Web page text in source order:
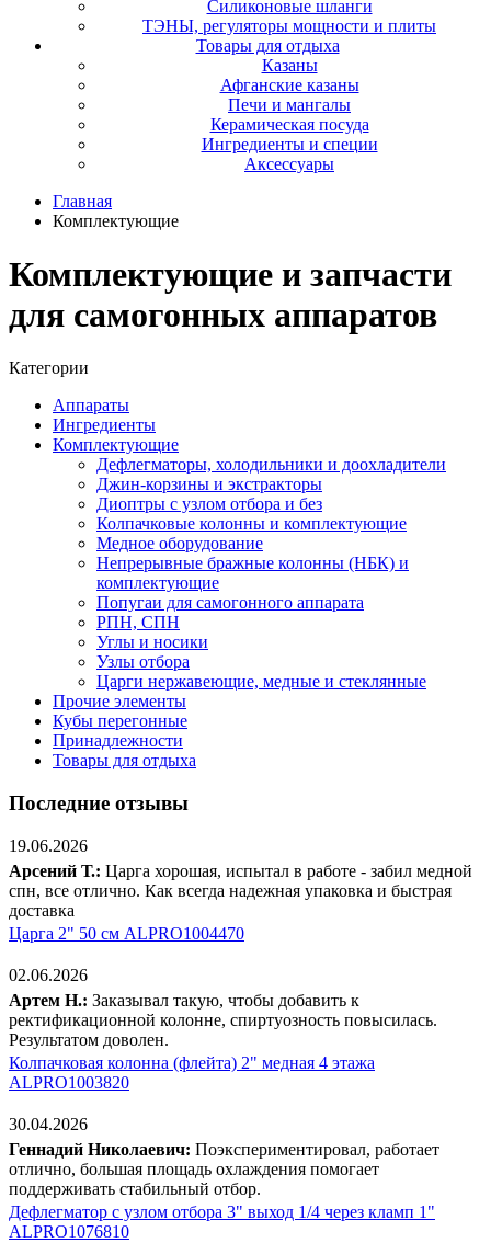
Силиконовые шланги
ТЭНЫ, регуляторы мощности и плиты
Товары для отдыха
Казаны
Афганские казаны
Печи и мангалы
Керамическая посуда
Ингредиенты и специи
Аксессуары
Главная
Комплектующие
Комплектующие и запчасти
для самогонных аппаратов
Категории
Аппараты
Ингредиенты
Комплектующие
Дефлегматоры, холодильники и доохладители
Джин-корзины и экстракторы
Диоптры с узлом отбора и без
Колпачковые колонны и комплектующие
Медное оборудование
Непрерывные бражные колонны (НБК) и
комплектующие
Попугаи для самогонного аппарата
РПН, СПН
Углы и носики
Узлы отбора
Царги нержавеющие, медные и стеклянные
Прочие элементы
Кубы перегонные
Принадлежности
Товары для отдыха
Последние отзывы
19.06.2026
Арсений Т.: Царга хорошая, испытал в работе - забил медной
спн, все отлично. Как всегда надежная упаковка и быстрая
доставка
Царга 2" 50 см ALPRO1004470
02.06.2026
Артем Н.: Заказывал такую, чтобы добавить к
ректификационной колонне, спиртуозность повысилась.
Результатом доволен.
Колпачковая колонна (флейта) 2" медная 4 этажа
ALPRO1003820
30.04.2026
Геннадий Николаевич: Поэкспериментировал, работает
отлично, большая площадь охлаждения помогает
поддерживать стабильный отбор.
Дефлегматор с узлом отбора 3" выход 1/4 через кламп 1"
ALPRO1076810